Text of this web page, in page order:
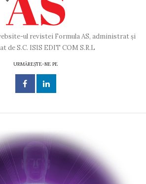
ul revistei Formula AS, administrat și
de S.C. ISIS EDIT COM S.R.L
URMĂREȘTE-NE PE